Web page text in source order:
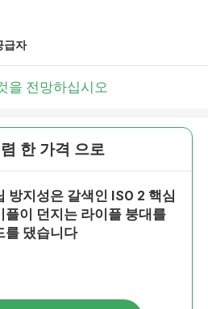
급자
을 전망하십시오
한 가격 으로
방지성은 갈색인 ISO 2 핵심
플이 던지는 라이플 붕대를
를 댔습니다